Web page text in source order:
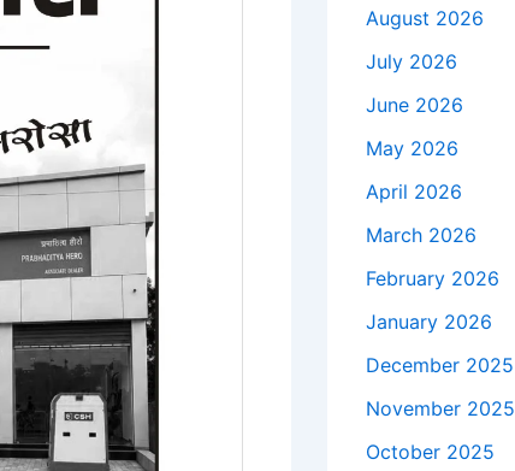
August 2026
July 2026
June 2026
May 2026
April 2026
March 2026
February 2026
January 2026
December 2025
November 2025
October 2025